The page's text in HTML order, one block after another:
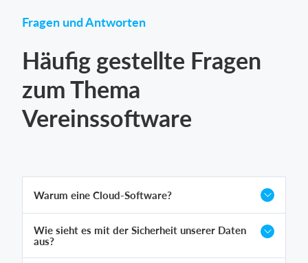
Fragen und Antworten
Häufig gestellte Fragen
zum Thema
Vereinssoftware
Warum eine Cloud-Software?
Wie sieht es mit der Sicherheit unserer Daten
aus?